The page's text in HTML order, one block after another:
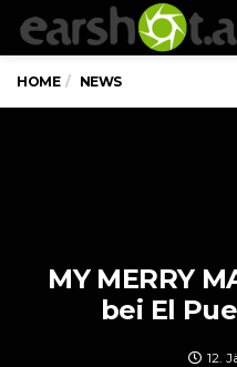
HOME NEWS
MY MERRY
bei El
12.